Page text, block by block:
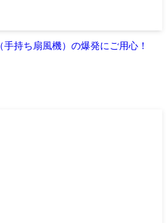
持ち扇風機）の爆発にご用心！